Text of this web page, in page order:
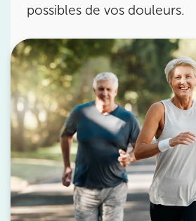
possibles de vos douleurs.